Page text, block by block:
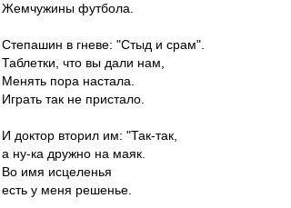
Жемчужины футбола.
Степашин в гневе: "Стыд и срам".
Таблетки, что вы дали нам,
Менять пора настала.
Играть так не пристало.
И доктор вторил им: "Так-так,
а ну-ка дружно на маяк.
Во имя исцеленья
есть у меня решенье.